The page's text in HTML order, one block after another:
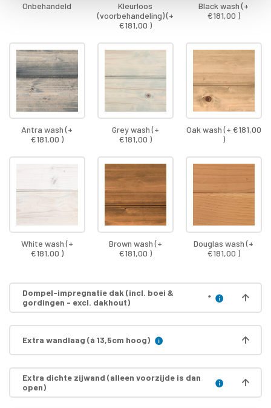
Onbehandeld
Kleurloos
(voorbehandeling) (+
€181,00 )
Black wash (+
€181,00 )
Antra wash (+
€181,00 )
Grey wash (+
€181,00 )
Oak wash (+ €181,00
)
White wash (+
€181,00 )
Brown wash (+
€181,00 )
Douglas wash (+
€181,00 )
Dompel-impregnatie dak (incl. boei &
gordingen - excl. dakhout)
*
Extra wandlaag (á 13,5cm hoog)
Extra dichte zijwand (alleen voorzijde is dan
open)